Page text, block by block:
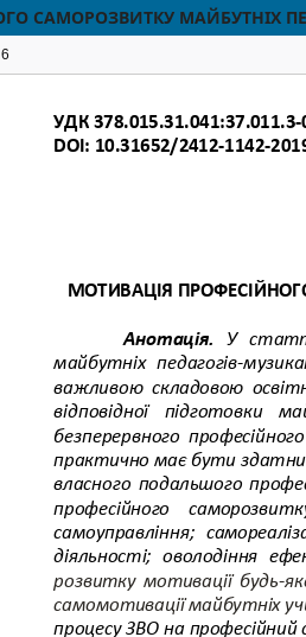
САМОРОЗВИТКУ МАЙБУТНІХ